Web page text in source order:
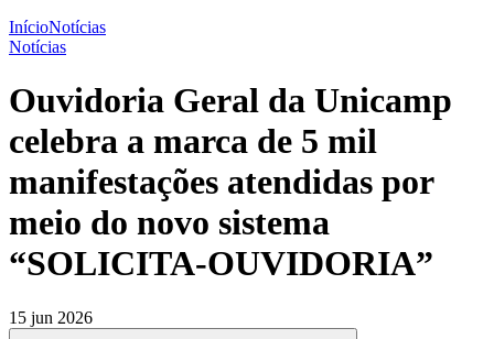
InícioNotícias
Notícias
Ouvidoria Geral da Unicamp
celebra a marca de 5 mil
manifestações atendidas por
meio do novo sistema
“SOLICITA-OUVIDORIA”
15 jun 2026